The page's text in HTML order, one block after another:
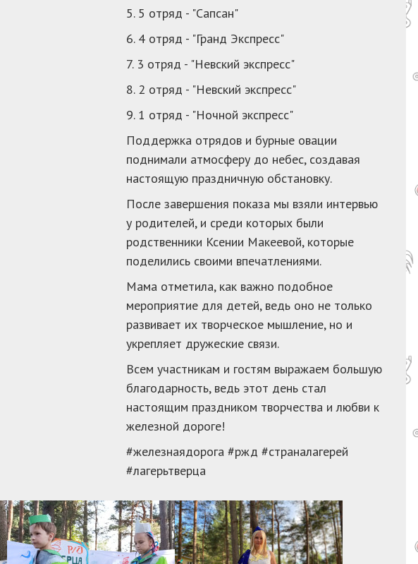
5. 5 отряд - "Сапсан"
6. 4 отряд - "Гранд Экспресс"
7. 3 отряд - "Невский экспресс"
8. 2 отряд - "Невский экспресс"
9. 1 отряд - "Ночной экспресс"
Поддержка отрядов и бурные овации
поднимали атмосферу до небес, создавая
настоящую праздничную обстановку.
После завершения показа мы взяли интервью
у родителей, и среди которых были
родственники Ксении Макеевой, которые
поделились своими впечатлениями.
Мама отметила, как важно подобное
мероприятие для детей, ведь оно не только
развивает их творческое мышление, но и
укрепляет дружеские связи.
Всем участникам и гостям выражаем большую
благодарность, ведь этот день стал
настоящим праздником творчества и любви к
железной дороге!
#железнаядорога #ржд #страналагерей
#лагерьтверца